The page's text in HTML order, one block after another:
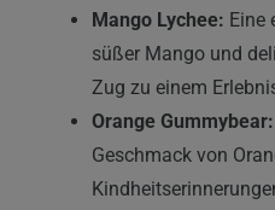
Mango Lychee: Eine
süßer Mango und
Zug zu einem
Orange Gummybear:
Geschmack von